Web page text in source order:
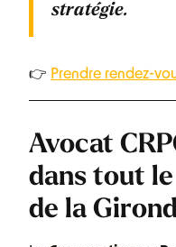
stratégie.
👉 Prendre rendez-
Avocat
dans tout
de la